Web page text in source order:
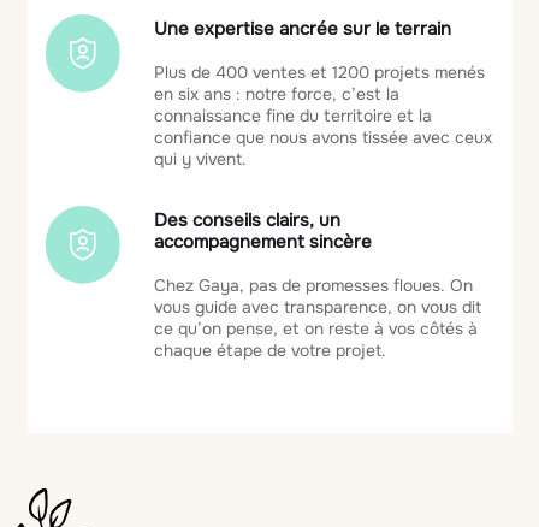
Une expertise ancrée sur le terrain
Plus de 400 ventes et 1200 projets menés
en six ans : notre force, c’est la
connaissance fine du territoire et la
confiance que nous avons tissée avec ceux
qui y vivent.
Des conseils clairs, un
accompagnement sincère
Chez Gaya, pas de promesses floues. On
vous guide avec transparence, on vous dit
ce qu’on pense, et on reste à vos côtés à
chaque étape de votre projet.